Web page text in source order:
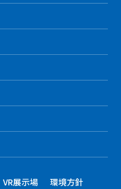
VR展示場 環境方針